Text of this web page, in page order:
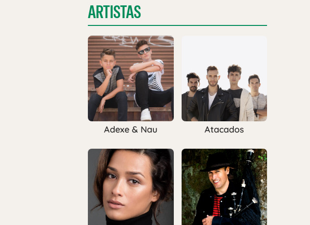
ARTISTAS
Adexe & Nau Atacados